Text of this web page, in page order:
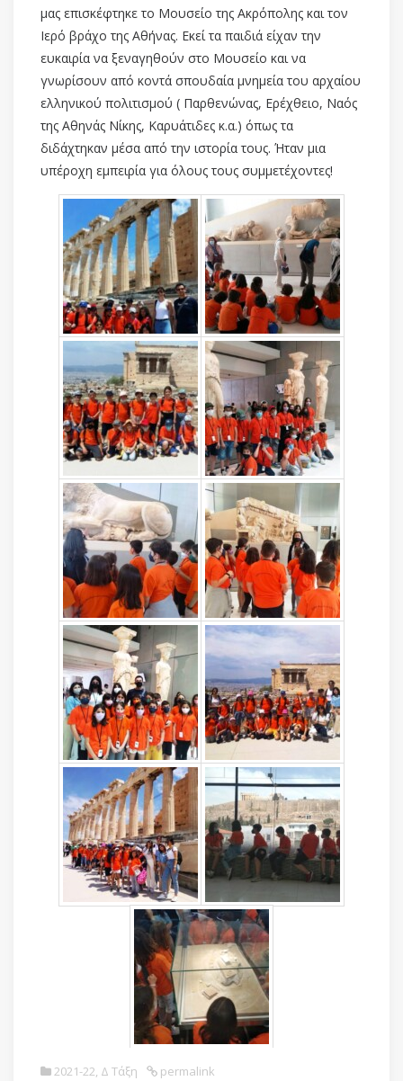
μας επισκέφτηκε το Μουσείο της Ακρόπολης και τον
Ιερό βράχο της Αθήνας. Εκεί τα παιδιά είχαν την
ευκαιρία να ξεναγηθούν στο Μουσείο και να
γνωρίσουν από κοντά σπουδαία μνημεία του αρχαίου
ελληνικού πολιτισμού ( Παρθενώνας, Ερέχθειο, Ναός
της Αθηνάς Νίκης, Καρυάτιδες κ.α.) όπως τα
διδάχτηκαν μέσα από την ιστορία τους. Ήταν μια
υπέροχη εμπειρία για όλους τους συμμετέχοντες!
2021-22 Δ Τάξη permalink